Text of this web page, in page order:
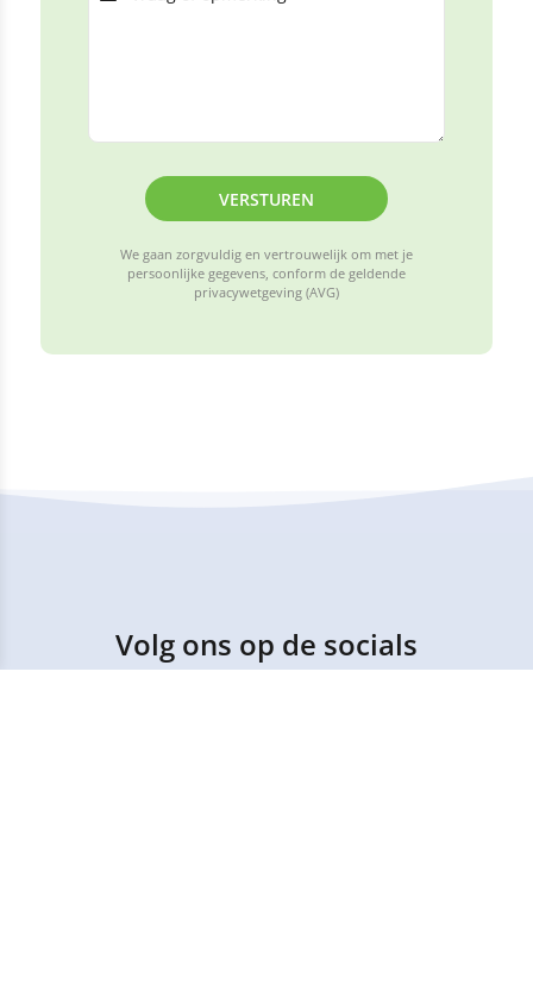
VERSTUREN
We gaan zorgvuldig en vertrouwelijk om met je
persoonlijke gegevens, conform de geldende
privacywetgeving (AVG)
Volg ons op de socials